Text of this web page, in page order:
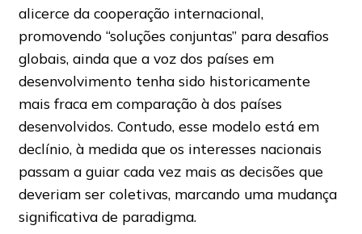
alicerce da cooperação internacional,
promovendo “soluções conjuntas” para desafios
globais, ainda que a voz dos países em
desenvolvimento tenha sido historicamente
mais fraca em comparação à dos países
desenvolvidos. Contudo, esse modelo está em
declínio, à medida que os interesses nacionais
passam a guiar cada vez mais as decisões que
deveriam ser coletivas, marcando uma mudança
significativa de paradigma.